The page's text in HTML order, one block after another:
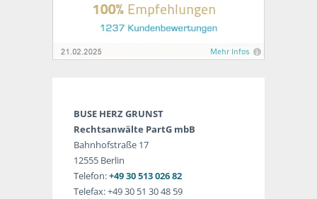
BUSE HERZ GRUNST
Rechtsanwälte PartG mbB
Bahnhofstraße 17
12555 Berlin
Telefon:+49 30 513 026 82
Telefax: +49 30 51 30 48 59